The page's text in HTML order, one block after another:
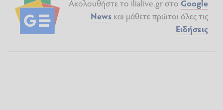
Ακολουθήστε το ilialive.gr στο Google
News και μάθετε πρώτοι όλες τις
Ειδήσεις